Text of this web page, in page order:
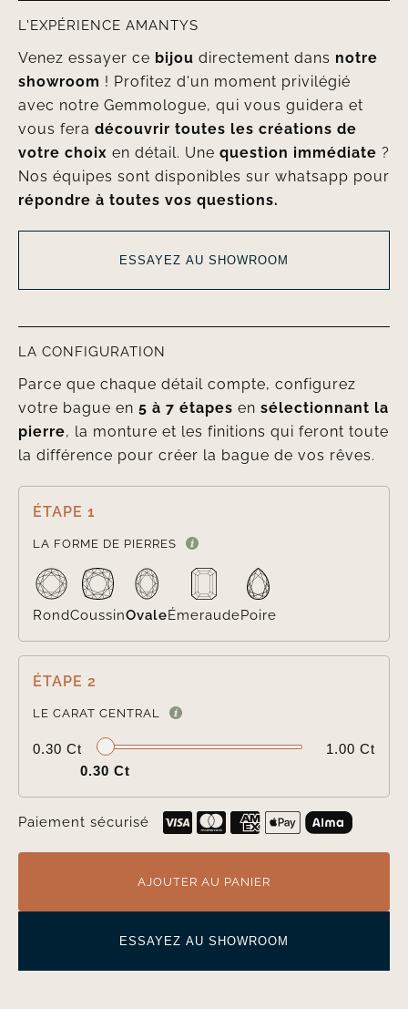
L'EXPÉRIENCE AMANTYS
Venez essayer ce bijou directement dans notre
showroom ! Profitez d'un moment privilégié
avec notre Gemmologue, qui vous guidera et
vous fera découvrir toutes les créations de
votre choix en détail. Une question immédiate ?
Nos équipes sont disponibles sur whatsapp pour
répondre à toutes vos questions.
ESSAYEZ AU SHOWROOM
LA CONFIGURATION
Parce que chaque détail compte, configurez
votre bague en 5 à 7 étapes en sélectionnant la
pierre, la monture et les finitions qui feront toute
la différence pour créer la bague de vos rêves.
ÉTAPE 1
LA FORME DE PIERRES
RondCoussinOvaleÉmeraudePoire
ÉTAPE 2
LE CARAT CENTRAL
0.30 Ct
1.00 Ct
0.30 Ct
Paiement sécurisé
AJOUTER AU PANIER
ESSAYEZ AU SHOWROOM